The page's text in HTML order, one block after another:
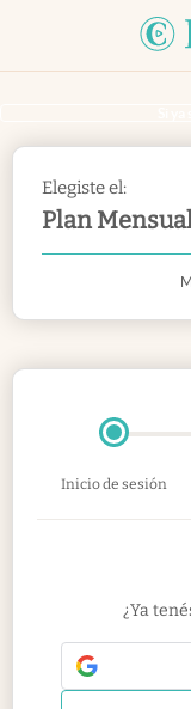
Elegiste el:
Plan
Inicio de sesión
¿Ya